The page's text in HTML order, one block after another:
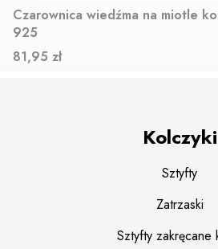
Czarownica wiedźma na miotle
925
Cena
81,95 zł
Kolczyki
Sztyfty
Zatrzaski
Sztyfty zakręcane